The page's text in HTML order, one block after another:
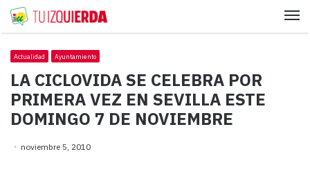
Actualidad Ayuntamiento
LA CICLOVIDA SE CELEBRA POR
PRIMERA VEZ EN SEVILLA ESTE
DOMINGO 7 DE NOVIEMBRE
noviembre 5, 2010